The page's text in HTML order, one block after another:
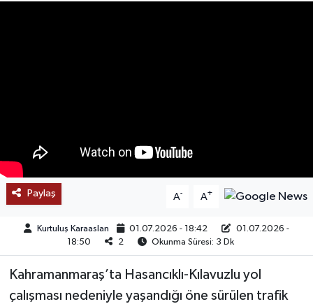
Paylaş A- A+
Kurtuluş Karaaslan 01.07.2026 - 18:42
01.07.2026 -
18:50
2 Okunma Süresi: 3 Dk
Kahramanmaraş’ta Hasancıklı-Kılavuzlu yol
çalışması nedeniyle yaşandığı öne sürülen trafik
KEŞFET
POPÜLER
DÜNYA
TREND
MEDYA